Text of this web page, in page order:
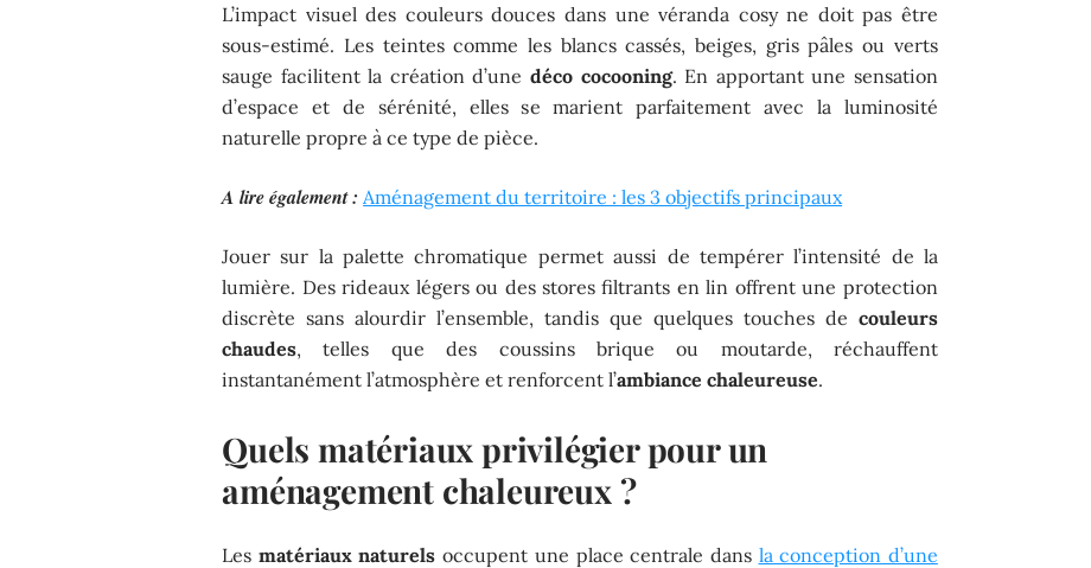
L’impact visuel des couleurs douces dans une véranda cosy ne doit pas être
sous-estimé. Les teintes comme les blancs cassés, beiges, gris pâles ou verts
sauge facilitent la création d’une déco cocooning. En apportant une sensation
d’espace et de sérénité, elles se marient parfaitement avec la luminosité
naturelle propre à ce type de pièce.
A lire également : Aménagement du territoire : les 3 objectifs principaux
Jouer sur la palette chromatique permet aussi de tempérer l’intensité de la
lumière. Des rideaux légers ou des stores filtrants en lin offrent une protection
discrète sans alourdir l’ensemble, tandis que quelques touches de couleurs
chaudes, telles que des coussins brique ou moutarde, réchauffent
instantanément l’atmosphère et renforcent l’ambiance chaleureuse.
Quels matériaux privilégier pour un
aménagement chaleureux ?
Les matériaux naturels occupent une place centrale dans la conception d’une